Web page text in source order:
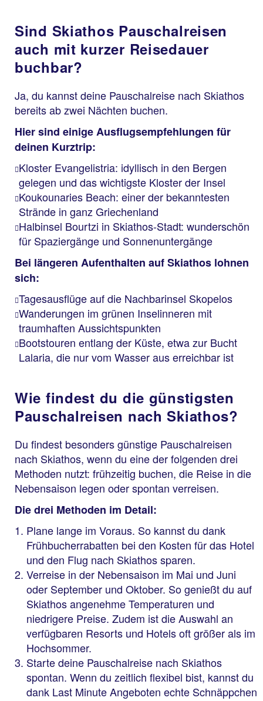
Sind Skiathos Pauschalreisen
auch mit kurzer Reisedauer
buchbar?
Ja, du kannst deine Pauschalreise nach Skiathos
bereits ab zwei Nächten buchen.
Hier sind einige Ausflugsempfehlungen für
deinen Kurztrip:
Kloster Evangelistria: idyllisch in den Bergen
gelegen und das wichtigste Kloster der Insel
Koukounaries Beach: einer der bekanntesten
Strände in ganz Griechenland
Halbinsel Bourtzi in Skiathos-Stadt: wunderschön
für Spaziergänge und Sonnenuntergänge
Bei längeren Aufenthalten auf Skiathos lohnen
sich:
Tagesausflüge auf die Nachbarinsel Skopelos
Wanderungen im grünen Inselinneren mit
traumhaften Aussichtspunkten
Bootstouren entlang der Küste, etwa zur Bucht
Lalaria, die nur vom Wasser aus erreichbar ist
Wie findest du die günstigsten
Pauschalreisen nach Skiathos?
Du findest besonders günstige Pauschalreisen
nach Skiathos, wenn du eine der folgenden drei
Methoden nutzt: frühzeitig buchen, die Reise in die
Nebensaison legen oder spontan verreisen.
Die drei Methoden im Detail:
Plane lange im Voraus. So kannst du dank
Frühbucherrabatten bei den Kosten für das Hotel
und den Flug nach Skiathos sparen.
Verreise in der Nebensaison im Mai und Juni
oder September und Oktober. So genießt du auf
Skiathos angenehme Temperaturen und
niedrigere Preise. Zudem ist die Auswahl an
verfügbaren Resorts und Hotels oft größer als im
Hochsommer.
Starte deine Pauschalreise nach Skiathos
spontan. Wenn du zeitlich flexibel bist, kannst du
dank Last Minute Angeboten echte Schnäppchen